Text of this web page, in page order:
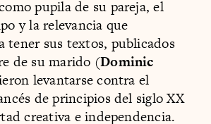
pupila de su pareja, el
y la relevancia que
tener sus textos, publicados
de su marido (Dominic
levantarse contra el
de principios del siglo XX
creativa e independencia.